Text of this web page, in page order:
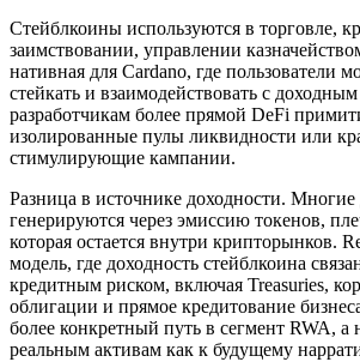
Стейблкоины используются в торговле,
заимствовании, управлении
нативная для Cardano, где пользователи
стейкать и взаимодействовать с
разработчикам более прямой DeFi
изолированные пулы ликвидности или
стимулирующие кампании.
Разница в источнике доходности.
генерируются через эмиссию токенов,
которая остается внутри крипторынков.
модель, где доходность стейблкоина
кредитным риском, включая Treasuries,
облигации и прямое кредитование
более конкретный путь в сегмент RWA, а
реальным активам как к будущему